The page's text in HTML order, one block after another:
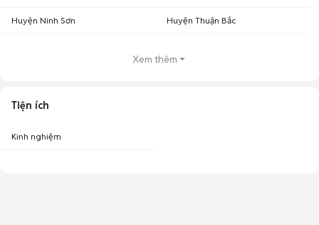
Huyện Ninh Sơn Huyện Thuận Bắc
Xem thêm
Tiện ích
Kinh nghiệm